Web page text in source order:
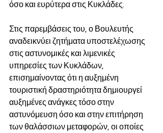
όσο και ευρύτερα στις Κυκλάδες.
Στις παρεμβάσεις του, ο Βουλευτής
αναδεικνύει ζητήματα υποστελέχωσης
στις αστυνομικές και λιμενικές
υπηρεσίες των Κυκλάδων,
επισημαίνοντας ότι η αυξημένη
τουριστική δραστηριότητα δημιουργεί
αυξημένες ανάγκες τόσο στην
αστυνόμευση όσο και στην επιτήρηση
των θαλάσσιων μεταφορών, οι οποίες